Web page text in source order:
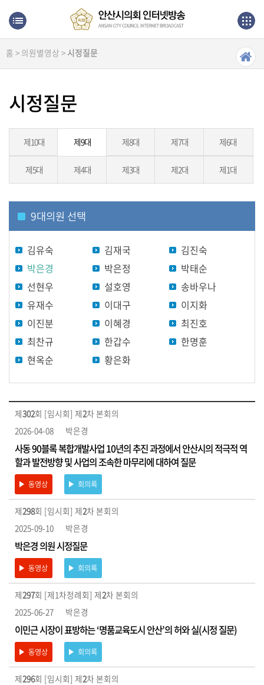
본문으로 바로가기
메인메뉴 바로가기
생
방
본
회
의
상
임
위
원
회
의
원
별
영
홍
보
상
영
상
검
색
홈 > 의원별영상 > 시정질문
시정질문
제10대 제9대 제8대 제7대 제6대
제5대 제4대 제3대 제2대 제1대
9대의원 선택
김유숙 김재국
김진숙
박은경
박은정
박태순
선현우
설호영
송바우나
유재수
이대구
이지화
이진분
이혜경
최진호
최찬규
한갑수
한명훈
현옥순
황은화
제302회 [임시회] 제2차 본회의
2026-04-08
박은경
사동 90블록 복합개발사업 10년의 추진 과정에서 안산시의 적극적 역
할과 발전방향 및 사업의 조속한 마무리에 대하여 질문
동영상 회의록
제298회 [임시회] 제2차 본회의
2025-09-10
박은경
박은경 의원 시정질문
동영상 회의록
제297회 [제1차정례회] 제2차 본회의
2025-06-27
박은경
이민근 시장이 표방하는 ‘명품교육도시 안산’의 허와 실(시정 질문)
동영상 회의록
제296회 [임시회] 제2차 본회의